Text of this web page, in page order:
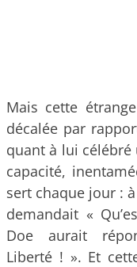
Mais cette
décalée par
quant à lui célébré
capacité,
sert chaque jour :
demandait «
Doe aurait
Liberté ! ». Et